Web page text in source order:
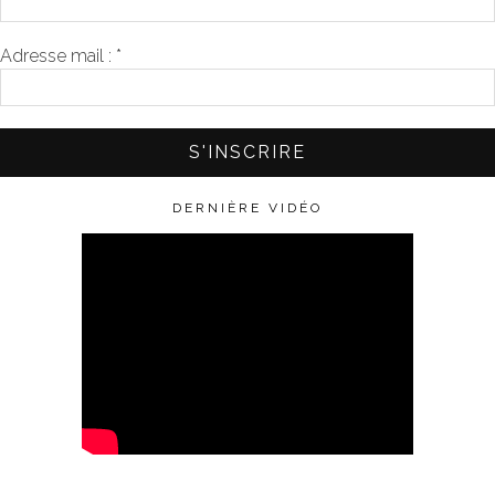
Adresse mail : *
DERNIÈRE VIDÉO